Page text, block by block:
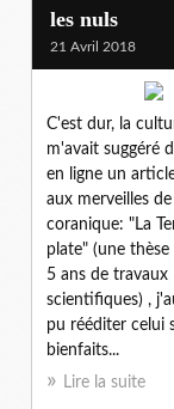
les nuls
21 Avril 2018
C'est dur, la
m'avait suggéré
en ligne un
aux merveilles
coranique: "La
plate" (une
5 ans de travaux
scientifiques) ,
pu rééditer celui
bienfaits...
Lire la suite